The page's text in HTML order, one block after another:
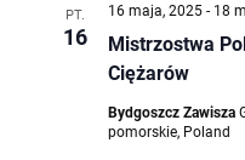
PT.
16
Mistrzostwa
Ciężarów
16 maja, 2025- 18
Bydgoszcz Zawisza
pomorskie, Poland